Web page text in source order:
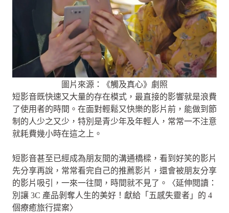
圖片來源：《觸及真心》劇照
短影音既快速又大量的存在模式，最直接的影響就是浪費
了使用者的時間。在面對輕鬆又快樂的影片前，能做到節
制的人少之又少，特別是青少年及年輕人，常常一不注意
就耗費幾小時在這之上。
短影音甚至已經成為朋友間的溝通橋樑，看到好笑的影片
先分享再說，常常看完自己的推薦影片，還會被朋友分享
的影片吸引，一來一往間，時間就不見了。〈延伸閱讀：
別讓 3C 產品剝奪人生的美好！獻給「五感失靈者」的 4
個療癒旅行提案〉